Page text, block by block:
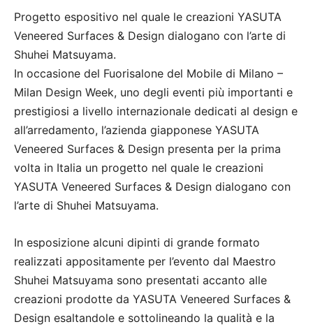
Progetto espositivo nel quale le creazioni YASUTA
Veneered Surfaces & Design dialogano con l’arte di
Shuhei Matsuyama.
In occasione del Fuorisalone del Mobile di Milano –
Milan Design Week, uno degli eventi più importanti e
prestigiosi a livello internazionale dedicati al design e
all’arredamento, l’azienda giapponese YASUTA
Veneered Surfaces & Design presenta per la prima
volta in Italia un progetto nel quale le creazioni
YASUTA Veneered Surfaces & Design dialogano con
l’arte di Shuhei Matsuyama.
In esposizione alcuni dipinti di grande formato
realizzati appositamente per l’evento dal Maestro
Shuhei Matsuyama sono presentati accanto alle
creazioni prodotte da YASUTA Veneered Surfaces &
Design esaltandole e sottolineando la qualità e la